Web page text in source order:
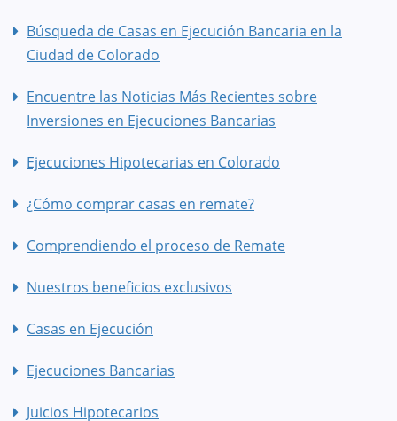
Búsqueda de Casas en Ejecución Bancaria en la
Ciudad de Colorado
Encuentre las Noticias Más Recientes sobre
Inversiones en Ejecuciones Bancarias
Ejecuciones Hipotecarias en Colorado
¿Cómo comprar casas en remate?
Comprendiendo el proceso de Remate
Nuestros beneficios exclusivos
Casas en Ejecución
Ejecuciones Bancarias
Juicios Hipotecarios